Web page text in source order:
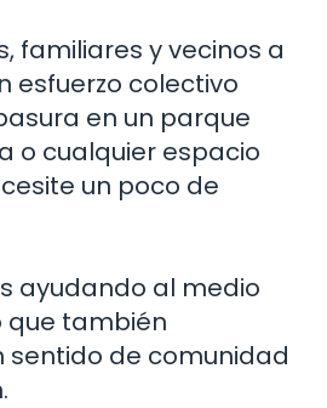
familiares y vecinos a
esfuerzo colectivo
en un parque
o cualquier espacio
un poco de
ayudando al medio
que también
sentido de comunidad